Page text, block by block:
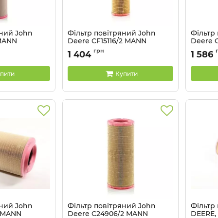
John
Фільтр повітряний John
Deere CF15116/2 MANN
Артикул: CF15116/2
1 404 грн
Купити
Фільтр
Deere
Артикул:
1 586
John
Фільтр повітряний John
Deere C24906/2 MANN
Фільтр